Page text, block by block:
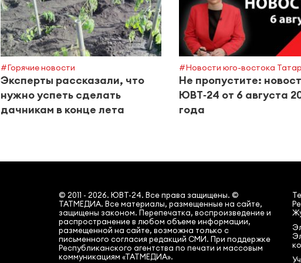
#Горячие новости
Эксперты рассказали, что
нужно успеть сделать
дачникам в конце лета
#Новости юго-востока
Не пропустите:
ЮВТ‑24 от 6 августа
года
© 2011 - 2026. ЮВТ-24. Все права защищены. ©
ТАТМЕДИА. Все материалы, размещенные на сайте,
защищены законом. Перепечатка, воспроизведение и
распространение в любом объеме информации,
размещенной на сайте, возможна только с
письменного согласия редакций СМИ. При поддержке
Республиканского агентства по печати и массовым
коммуникациям «ТАТМЕДИА».